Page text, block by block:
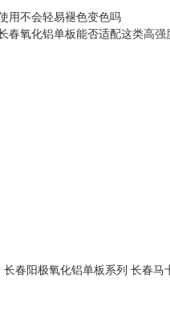
用不会轻易褪色变色吗
春氧化铝单板能否适配这类高强
长春阳极氧化铝单板系列 长春马